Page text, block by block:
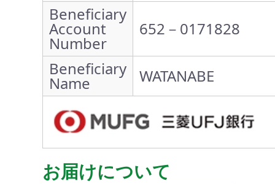
Beneficiary
Account
Number
652－0171828
Beneficiary
Name WATANABE
お届けについて